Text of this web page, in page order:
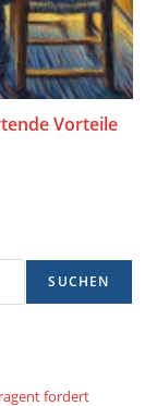
Vorteile
SUCHEN
fordert